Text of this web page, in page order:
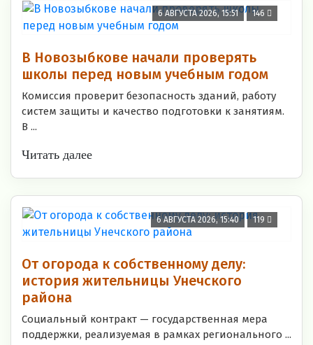
6 АВГУСТА 2026, 15:51 146
В Новозыбкове начали проверять
школы перед новым учебным годом
Комиссия проверит безопасность зданий, работу
систем защиты и качество подготовки к занятиям.
В ...
Читать далее
6 АВГУСТА 2026, 15:40 119
От огорода к собственному делу:
история жительницы Унечского
района
Социальный контракт — государственная мера
поддержки, реализуемая в рамках регионального ...